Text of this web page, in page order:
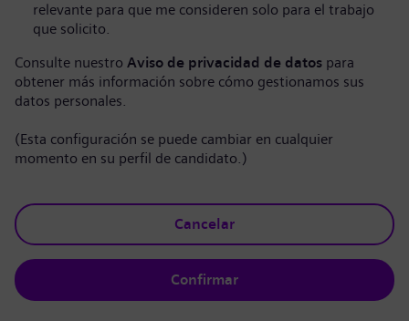
relevante para que me consideren solo para el trabajo
que solicito.
Consulte nuestro Aviso de privacidad de datos para
obtener más información sobre cómo gestionamos sus
datos personales.
(Esta configuración se puede cambiar en cualquier
momento en su perfil de candidato.)
Cancelar
Confirmar